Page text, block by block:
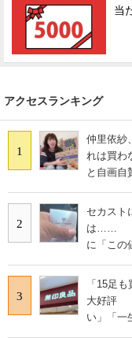
当
アクセスランキング
1
仲里依紗
れは買わ
と自画自
2
セカスト
は…… 「
に「この
3
「15足
大好評
い」「一